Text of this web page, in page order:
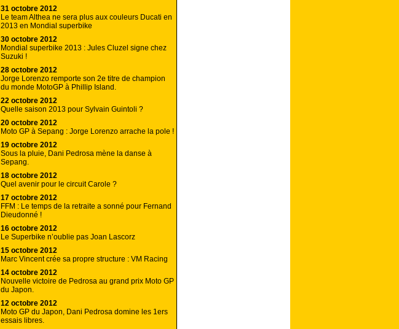
31 octobre 2012
Le team Althea ne sera plus aux couleurs Ducati en
2013 en Mondial superbike
30 octobre 2012
Mondial superbike 2013 : Jules Cluzel signe chez
Suzuki !
28 octobre 2012
Jorge Lorenzo remporte son 2e titre de champion
du monde MotoGP à Phillip Island.
22 octobre 2012
Quelle saison 2013 pour Sylvain Guintoli ?
20 octobre 2012
Moto GP à Sepang : Jorge Lorenzo arrache la pole !
19 octobre 2012
Sous la pluie, Dani Pedrosa mène la danse à
Sepang.
18 octobre 2012
Quel avenir pour le circuit Carole ?
17 octobre 2012
FFM : Le temps de la retraite a sonné pour Fernand
Dieudonné !
16 octobre 2012
Le Superbike n’oublie pas Joan Lascorz
15 octobre 2012
Marc Vincent crée sa propre structure : VM Racing
14 octobre 2012
Nouvelle victoire de Pedrosa au grand prix Moto GP
du Japon.
12 octobre 2012
Moto GP du Japon, Dani Pedrosa domine les 1ers
essais libres.